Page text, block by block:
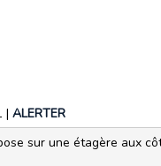
| ALERTER
sur une étagère aux